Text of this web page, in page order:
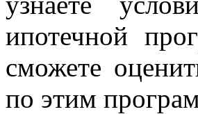
ипотечной
сможете
по этим